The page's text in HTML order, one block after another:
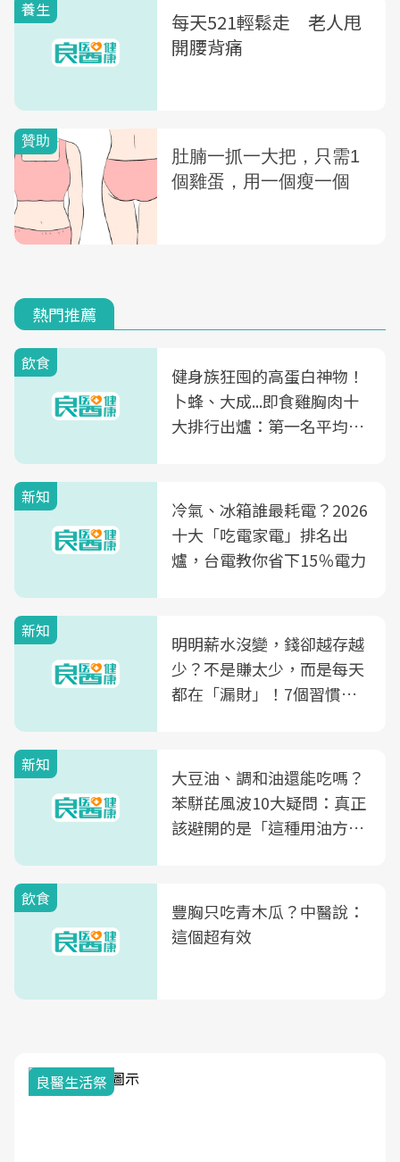
養生
每天521輕鬆走 老人甩
開腰背痛
熱門推薦
飲食
健身族狂囤的高蛋白神物！
卜蜂、大成...即食雞胸肉十
大排行出爐：第一名平均一
新知
冷氣、冰箱誰最耗電？2026
十大「吃電家電」排名出
爐，台電教你省下15％電力
新知
明明薪水沒變，錢卻越存越
少？不是賺太少，而是每天
都在「漏財」！7個習慣一
新知
大豆油、調和油還能吃嗎？
苯駢芘風波10大疑問：真正
該避開的是「這種用油方
飲食
豐胸只吃青木瓜？中醫說：
這個超有效
良醫生活祭